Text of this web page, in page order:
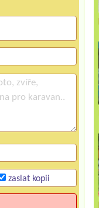
zaslat kopii